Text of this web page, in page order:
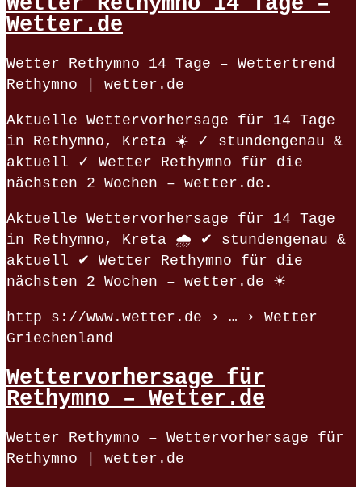
Wetter.de
Wetter Rethymno 14 Tage – Wettertrend
Rethymno | wetter.de
Aktuelle Wettervorhersage für 14 Tage
in Rethymno, Kreta ☀️ ✓ stundengenau &
aktuell ✓ Wetter Rethymno für die
nächsten 2 Wochen – wetter.de.
Aktuelle Wettervorhersage für 14 Tage
in Rethymno, Kreta 🌧️ ✔ stundengenau &
aktuell ✔ Wetter Rethymno für die
nächsten 2 Wochen – wetter.de ☀
http s://www.wetter.de › … › Wetter
Griechenland
Wettervorhersage für
Rethymno – Wetter.de
Wetter Rethymno – Wettervorhersage für
Rethymno | wetter.de